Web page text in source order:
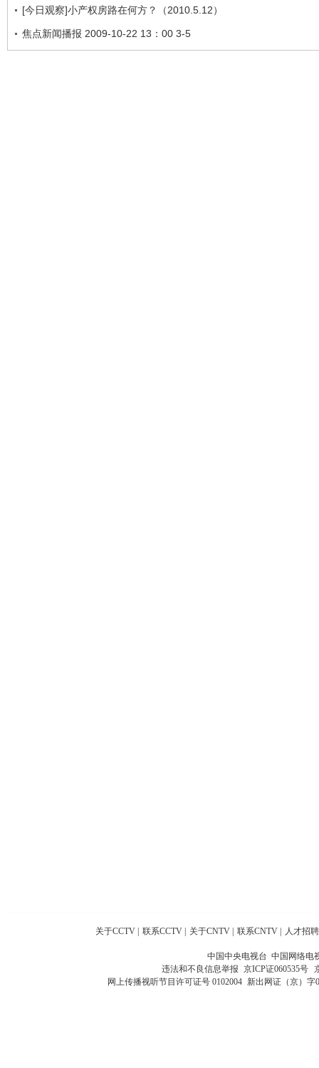
[今日观察]小产权房路在何方？（2010.5.12）
焦点新闻播报 2009-10-22 13：00 3-5
关于CCTV 联系CCTV 关于CNTV 联系CNTV 人才招聘
中国中央电视台 中国网络电
违法和不良信息举报 京ICP证060535号
网上传播视听节目许可证号 0102004 新出网证（京）